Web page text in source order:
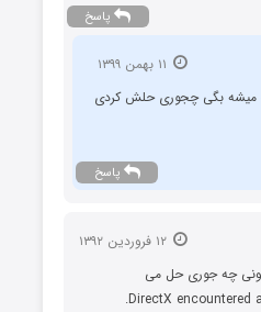
پاسخ
میشه بگی چجوری حلش کردی
پاسخ
چه جوری حل می